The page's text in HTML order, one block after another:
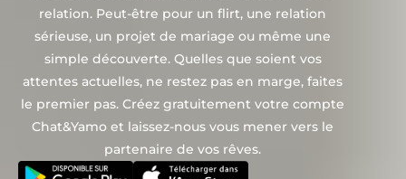
relation. Peut-être pour un flirt, une relation
sérieuse, un projet de mariage ou même une
simple découverte. Quelles que soient vos
attentes actuelles, ne restez pas en marge, faites
le premier pas. Créez gratuitement votre compte
Chat&Yamo et laissez-nous vous mener vers le
partenaire de vos rêves.